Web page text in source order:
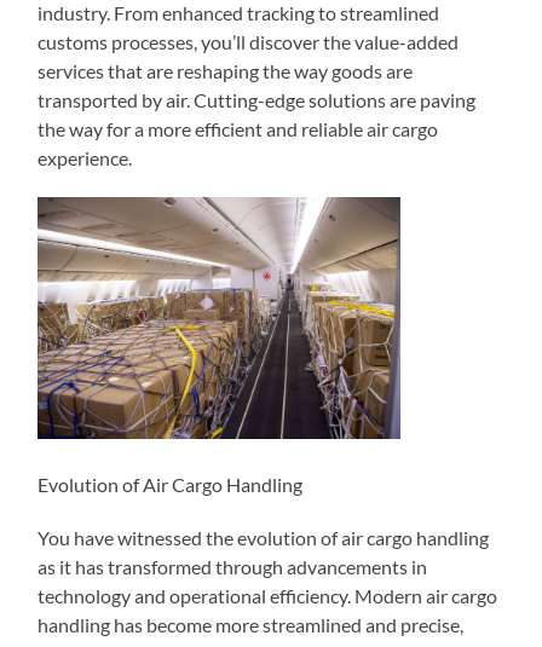
industry. From enhanced tracking to streamlined
customs processes, you’ll discover the value-added
services that are reshaping the way goods are
transported by air. Cutting-edge solutions are paving
the way for a more efficient and reliable air cargo
experience.
Evolution of Air Cargo Handling
You have witnessed the evolution of air cargo handling
as it has transformed through advancements in
technology and operational efficiency. Modern air cargo
handling has become more streamlined and precise,